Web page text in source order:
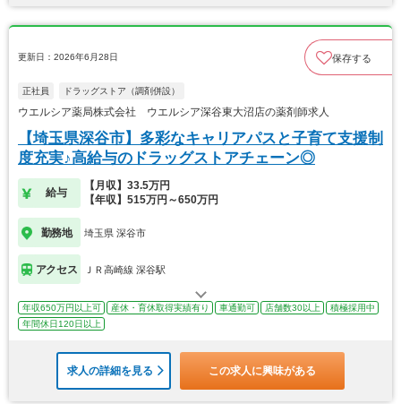
更新日：2026年6月28日 保存する
正社員 ドラッグストア（調剤併設）
ウエルシア薬局株式会社 ウエルシア深谷東大沼店の薬剤師求人
【埼玉県深谷市】多彩なキャリアパスと子育て支援制
度充実♪高給与のドラッグストアチェーン◎
給与
【月収】33.5万円
【年収】515万円～650万円
勤務地 埼玉県 深谷市
アクセス ＪＲ高崎線 深谷駅
年収650万円以上可 産休・育休取得実績有り 車通勤可 店舗数30以上
積極採用中
年間休日120日以上
求人の詳細を見る この求人に興味がある